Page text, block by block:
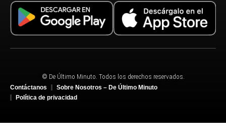
© De Último Minuto. Todos los derechos reservados.
Contáctanos
Sobre Nosotros – De Último Minuto
Política de privacidad